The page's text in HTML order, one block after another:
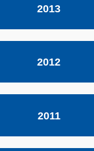
2013
2012
2011